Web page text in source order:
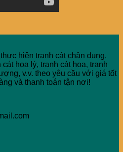
hiện tranh cát chân dung,
họa lý, tranh cát hoa, tranh
v.v. theo yêu cầu với giá tốt
và thanh toán tận nơi!